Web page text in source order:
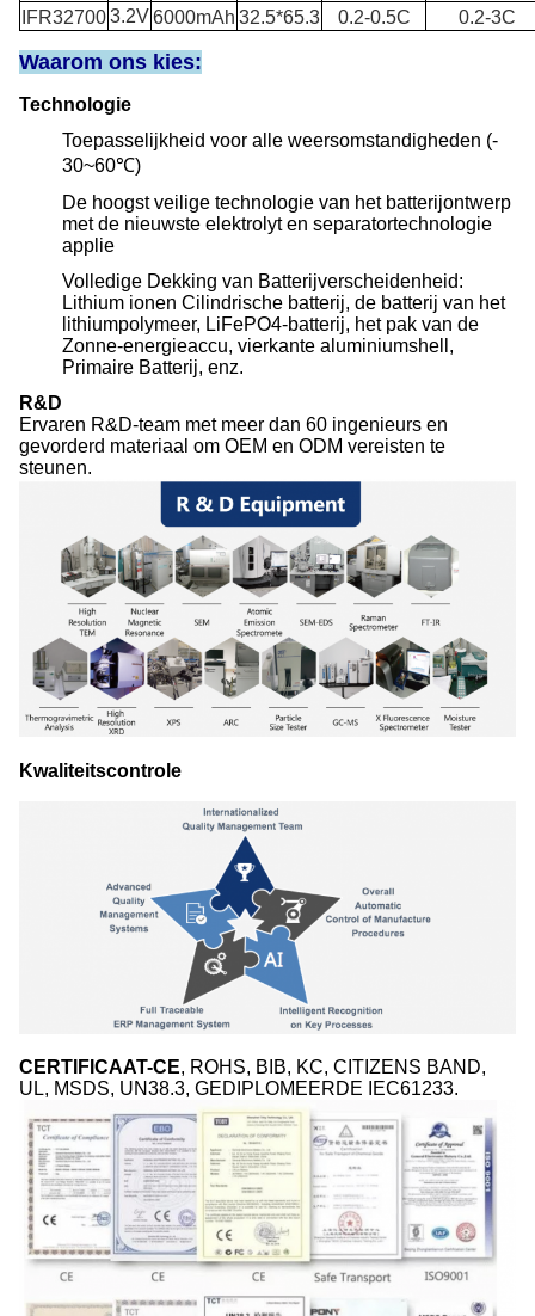
IFR327003.2V6000mAh 32.5*65.3 0.2-0.5C 0.2-3C
Waarom ons kies:
Technologie
Toepasselijkheid voor alle weersomstandigheden (-
30~60℃)
De hoogst veilige technologie van het batterijontwerp
met de nieuwste elektrolyt en separatortechnologie
applie
Volledige Dekking van Batterijverscheidenheid:
Lithium ionen Cilindrische batterij, de batterij van het
lithiumpolymeer, LiFePO4-batterij, het pak van de
Zonne-energieaccu, vierkante aluminiumshell,
Primaire Batterij, enz.
R&D
Ervaren R&D-team met meer dan 60 ingenieurs en
gevorderd materiaal om OEM en ODM vereisten te
steunen.
Kwaliteitscontrole
CERTIFICAAT-CE, ROHS, BIB, KC, CITIZENS BAND,
UL, MSDS, UN38.3, GEDIPLOMEERDE IEC61233.